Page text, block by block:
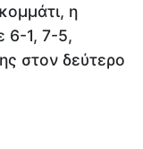
η
6-1, 7-5,
στον δεύτερο